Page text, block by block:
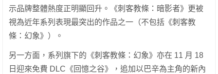
示品牌整體熱度正明顯回升。《刺客教條：暗影者》更被
視為近年系列表現最突出的作品之一（不包括《刺客教
條：幻象》）。
另一方面，系列旗下的《刺客教條：幻象》亦在 11 月 18
日迎來免費 DLC《回憶之谷》，追加以巴辛為主角的新內